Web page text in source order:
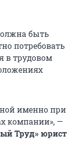
быть
потребовать
в трудовом
именно при
компании», —
Труд» юрист